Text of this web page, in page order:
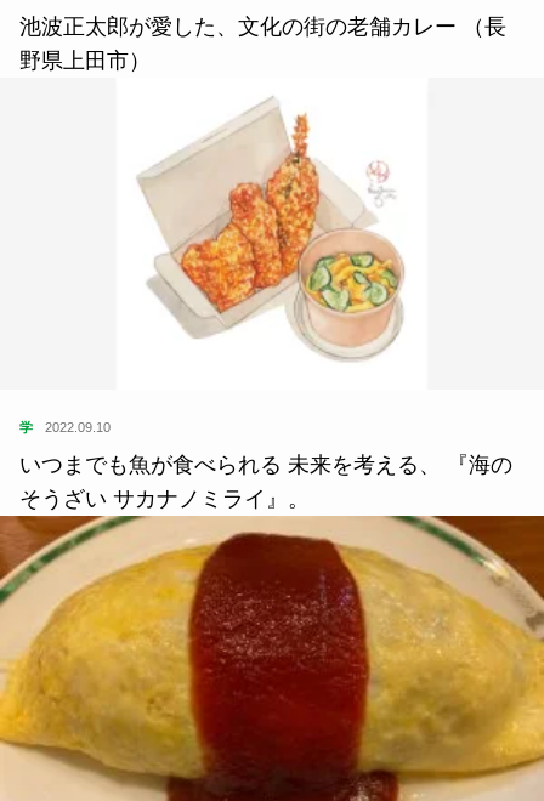
池波正太郎が愛した、文化の街の老舗カレー （長
野県上田市）
学 2022.09.10
いつまでも魚が食べられる 未来を考える、 『海の
そうざい サカナノミライ』。